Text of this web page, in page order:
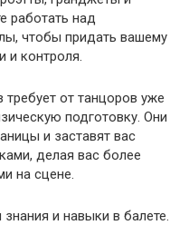
работать над
чтобы придать вашему
и контроля.
требует от танцоров уже
подготовку. Они
и заставят вас
делая вас более
на сцене.
знания и навыки в балете.